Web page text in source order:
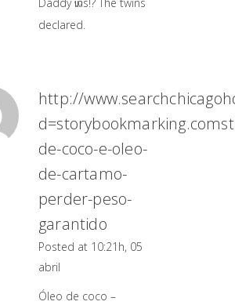
Daddy ѡins!? The twins
deсlared.
http://
de-coco-e-oleo-
de-cartamo-
perder-peso-
garantido
Posted at 10:21h, 05
abril
Óleo de coco –